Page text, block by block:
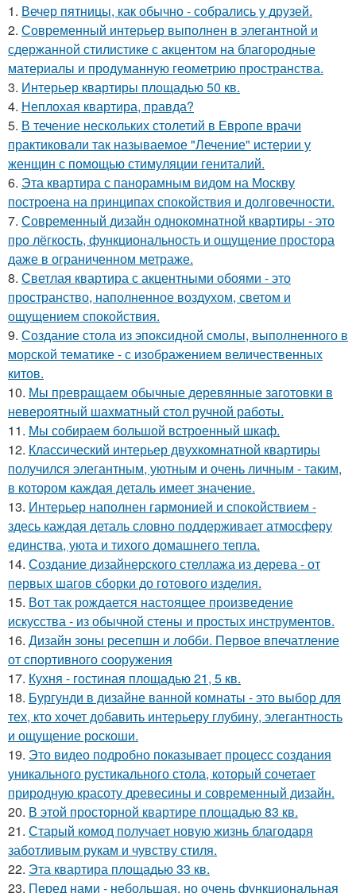
1. Вечер пятницы, как обычно - собрались у друзей.
2. Современный интерьер выполнен в элегантной и
сдержанной стилистике с акцентом на благородные
материалы и продуманную геометрию пространства.
3. Интерьер квартиры площадью 50 кв.
4. Неплохая квартира, правда?
5. В течение нескольких столетий в Европе врачи
практиковали так называемое "Лечение" истерии у
женщин с помощью стимуляции гениталий.
6. Эта квартира с панорамным видом на Москву
построена на принципах спокойствия и долговечности.
7. Современный дизайн однокомнатной квартиры - это
про лёгкость, функциональность и ощущение простора
даже в ограниченном метраже.
8. Светлая квартира с акцентными обоями - это
пространство, наполненное воздухом, светом и
ощущением спокойствия.
9. Создание стола из эпоксидной смолы, выполненного в
морской тематике - с изображением величественных
китов.
10. Мы превращаем обычные деревянные заготовки в
невероятный шахматный стол ручной работы.
11. Мы собираем большой встроенный шкаф.
12. Классический интерьер двухкомнатной квартиры
получился элегантным, уютным и очень личным - таким,
в котором каждая деталь имеет значение.
13. Интерьер наполнен гармонией и спокойствием -
здесь каждая деталь словно поддерживает атмосферу
единства, уюта и тихого домашнего тепла.
14. Создание дизайнерского стеллажа из дерева - от
первых шагов сборки до готового изделия.
15. Вот так рождается настоящее произведение
искусства - из обычной стены и простых инструментов.
16. Дизайн зоны ресепшн и лобби. Первое впечатление
от спортивного сооружения
17. Кухня - гостиная площадью 21, 5 кв.
18. Бургунди в дизайне ванной комнаты - это выбор для
тех, кто хочет добавить интерьеру глубину, элегантность
и ощущение роскоши.
19. Это видео подробно показывает процесс создания
уникального рустикального стола, который сочетает
природную красоту древесины и современный дизайн.
20. В этой просторной квартире площадью 83 кв.
21. Старый комод получает новую жизнь благодаря
заботливым рукам и чувству стиля.
22. Эта квартира площадью 33 кв.
23. Перед нами - небольшая, но очень функциональная